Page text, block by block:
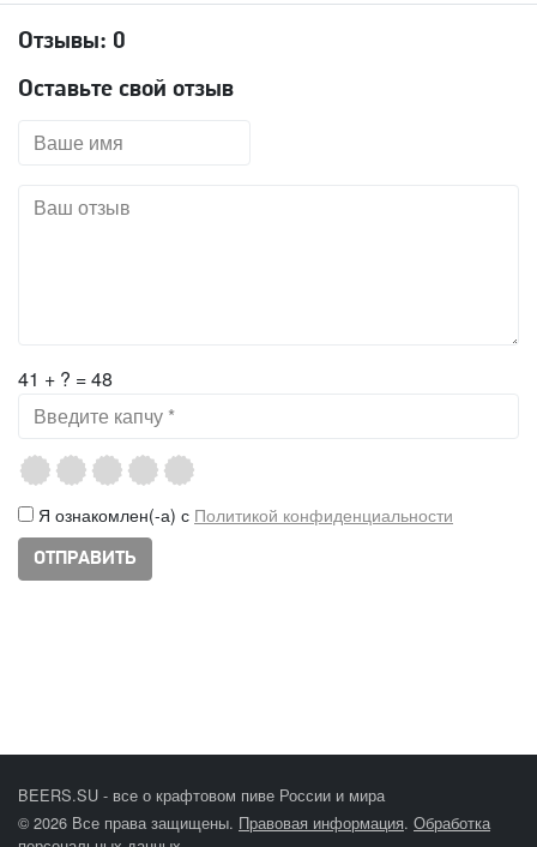
Отзывы: 0
Оставьте свой отзыв
41 + ? = 48
Я ознакомлен(-а) с Политикой конфиденциальности
BEERS.SU - все о крафтовом пиве России и мира
© 2026 Все права защищены. Правовая информация. Обработка